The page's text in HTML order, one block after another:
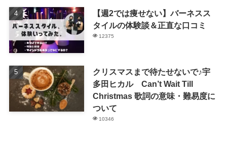
【週2では痩せない】バーネスス
タイルの体験談＆正直な口コミ
12375
クリスマスまで待たせないで♪宇
多田ヒカル Can’t Wait Till
Christmas 歌詞の意味・難易度に
ついて
10346